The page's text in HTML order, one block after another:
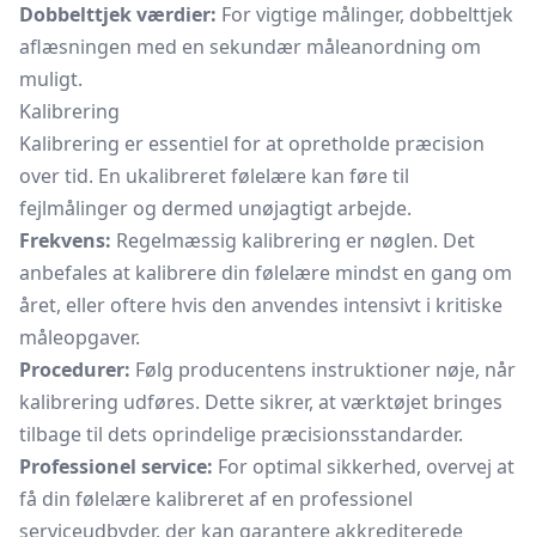
Dobbelttjek værdier: For vigtige målinger, dobbelttjek
aflæsningen med en sekundær måleanordning om
muligt.
Kalibrering
Kalibrering er essentiel for at opretholde præcision
over tid. En ukalibreret følelære kan føre til
fejlmålinger og dermed unøjagtigt arbejde.
Frekvens: Regelmæssig kalibrering er nøglen. Det
anbefales at kalibrere din følelære mindst en gang om
året, eller oftere hvis den anvendes intensivt i kritiske
måleopgaver.
Procedurer: Følg producentens instruktioner nøje, når
kalibrering udføres. Dette sikrer, at værktøjet bringes
tilbage til dets oprindelige præcisionsstandarder.
Professionel service: For optimal sikkerhed, overvej at
få din følelære kalibreret af en professionel
serviceudbyder, der kan garantere akkrediterede